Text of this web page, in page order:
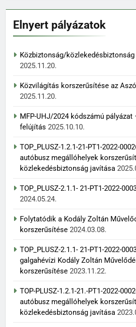
Elnyert pályázatok
Közbiztonság/
2025.11.20.
Közvilágítás korszerűsítése az
2025.11.20.
MFP-UHJ/2024 kódszámú pályázat
felújítás 2025.10.10.
TOP_PLUSZ-1.2.1-21-PT1-2022-
autóbusz megállóhelyek
közlekedésbiztonság javítása
TOP_PLUSZ-2.1.1- 21-PT1-2022-
2024.05.24.
Folytatódik a Kodály Zoltán
korszerűsítése 2024.03.08.
TOP_PLUSZ-2.1.1- 21-PT1-2022-
galgahévízi Kodály Zoltán
korszerűsítése 2023.11.22.
TOP-PLUSZ-1.2.1-21.-PT1-2022-
autóbusz megállóhelyek
közlekedésbiztonság javítása